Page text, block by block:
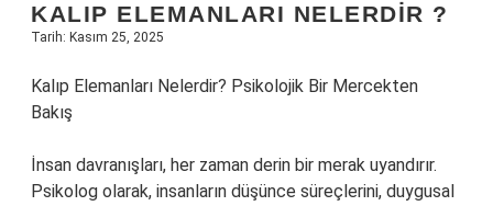
Hakkımızda
KALIP ELEMANLARI NELERDIR ?
Tarih: Kasım 25, 2025
Kalıp Elemanları Nelerdir? Psikolojik Bir Mercekten
Bakış
İnsan davranışları, her zaman derin bir merak uyandırır.
Psikolog olarak, insanların düşünce süreçlerini, duygusal